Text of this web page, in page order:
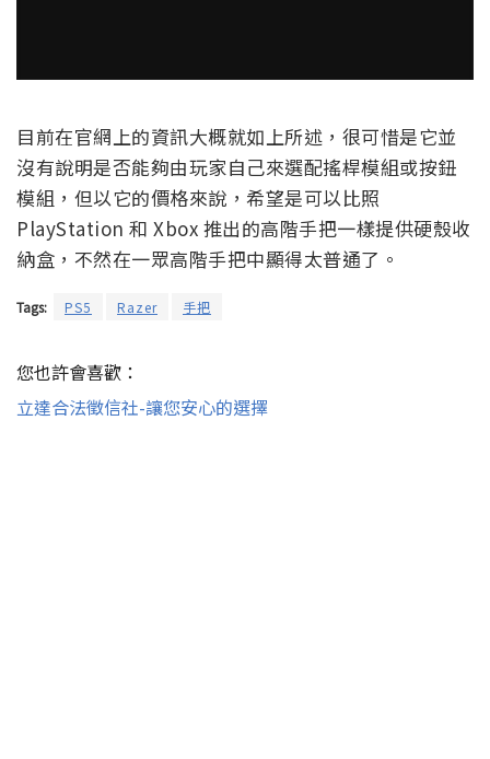
目前在官網上的資訊大概就如上所述，很可惜是它並
沒有說明是否能夠由玩家自己來選配搖桿模組或按鈕
模組，但以它的價格來說，希望是可以比照
PlayStation 和 Xbox 推出的高階手把一樣提供硬殼收
納盒，不然在一眾高階手把中顯得太普通了。
Tags: PS5 Razer 手把
您也許會喜歡：
立達合法徵信社-讓您安心的選擇